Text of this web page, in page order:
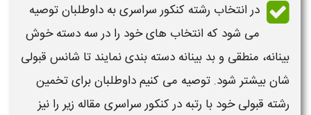
در انتخاب رشته کنکور سراسری به داوطلبان توصیه
می شود که انتخاب های خود را در سه دسته خوش
بینانه، منطقی و بد بینانه دسته بندی نمایند تا شانس قبولی
شان بیشتر شود. توصیه می کنیم داوطلبان برای تخمین
رشته قبولیخود با رتبه در کنکور سراسری مقاله زیر را نیز